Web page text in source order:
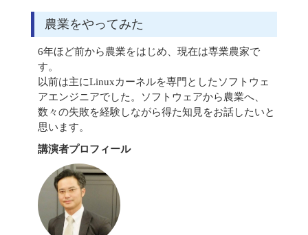
農業をやってみた
6年ほど前から農業をはじめ、現在は専業農家で
す。
以前は主にLinuxカーネルを専門としたソフトウェ
アエンジニアでした。ソフトウェアから農業へ、
数々の失敗を経験しながら得た知見をお話したいと
思います。
講演者プロフィール